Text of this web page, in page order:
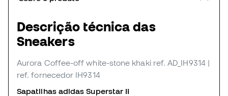
Descrição técnica das
Sneakers
Aurora Coffee-off white-stone khaki ref. AD_IH9314 |
ref. fornecedor IH9314
Sapatilhas adidas Superstar II